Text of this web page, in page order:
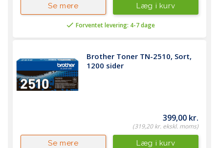
Modelserie
MFC Series
Forventet levering: 4-7 dage
Læg i kurv
Se mere
Brother Toner TN-2510, Sort,
1200 sider
399,00 kr.
(319,20 kr. ekskl. moms)
Læg i kurv
Se mere